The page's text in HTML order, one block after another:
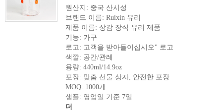
원산지: 중국 산시성
브랜드 이름: Ruixin 유리
제품 이름: 상감 장식 유리 제품
기능: 가구
로고: 고객을 받아들이십시오" 로고
색깔: 공간/관례
용량: 440ml/14.9oz
포장: 맞춤 선물 상자, 안전한 포장
MOQ: 1000개
샘플: 영업일 기준 7일
더